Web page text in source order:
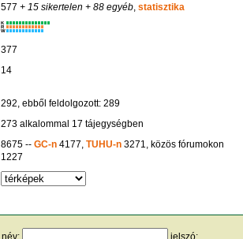
577 + 15 sikertelen + 88 egyéb ,statisztika
K
R
W
377
14
292, ebből feldolgozott: 289
273 alkalommal 17 tájegységben
8675 --GC-n 4177,TUHU-n 3271, közös fórumokon
1227
név: jelszó: